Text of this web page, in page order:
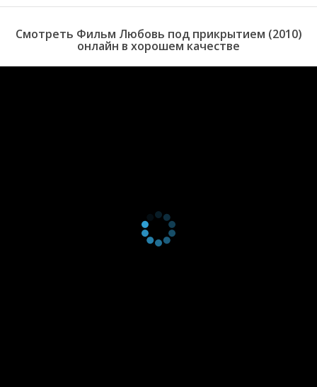
Смотреть Фильм Любовь под прикрытием (2010)
онлайн в хорошем качестве